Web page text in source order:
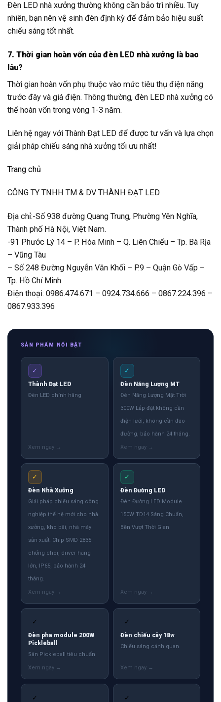
Đèn LED nhà xưởng thường không cần bảo trì nhiều. Tuy
nhiên, bạn nên vệ sinh đèn định kỳ để đảm bảo hiệu suất
chiếu sáng tốt nhất.
7. Thời gian hoàn vốn của đèn LED nhà xưởng là bao
lâu?
Thời gian hoàn vốn phụ thuộc vào mức tiêu thụ điện năng
trước đây và giá điện. Thông thường, đèn LED nhà xưởng có
thể hoàn vốn trong vòng 1-3 năm.
Liên hệ ngay với Thành Đạt LED để được tư vấn và lựa chọn
giải pháp chiếu sáng nhà xưởng tối ưu nhất!
Trang chủ
CÔNG TY TNHH TM & DV THÀNH ĐẠT LED
Địa chỉ:-Số 938 đường Quang Trung, Phường Yên Nghĩa,
Thành phố Hà Nội, Việt Nam.
-91 Phước Lý 14 – P. Hòa Minh – Q. Liên Chiểu – Tp. Bà Rịa
– Vũng Tàu
– Số 248 Đường Nguyễn Văn Khối – P.9 – Quận Gò Vấp –
Tp. Hồ Chí Minh
Điện thoại: 0986.474.671 – 0924.734.666 – 0867.224.396 –
0867.933.396
SẢN PHẨM NỔI BẬT
✓
Thành Đạt LED
Đèn LED chính hãng
✓
Đèn Năng Lượng MT
Đèn Năng Lượng Mặt Trời
300W Lắp đặt không cần
điện lưới, không cần đào
đường, bảo hành 24 tháng.
✓
Đèn Nhà Xưởng
Giải pháp chiếu sáng công
nghiệp thế hệ mới cho nhà
xưởng, kho bãi, nhà máy
sản xuất. Chip SMD 2835
chống chói, driver hãng
lớn, IP65, bảo hành 24
tháng.
✓
Đèn Đường LED
Đèn Đường LED Module
150W TD14 Sáng Chuẩn,
Bền Vượt Thời Gian
✓
Đèn pha module 200W
Pickleball
Sân Pickleball tiêu chuẩn
✓
Đèn chiếu cây 18w
Chiếu sáng cảnh quan
✓ ✓